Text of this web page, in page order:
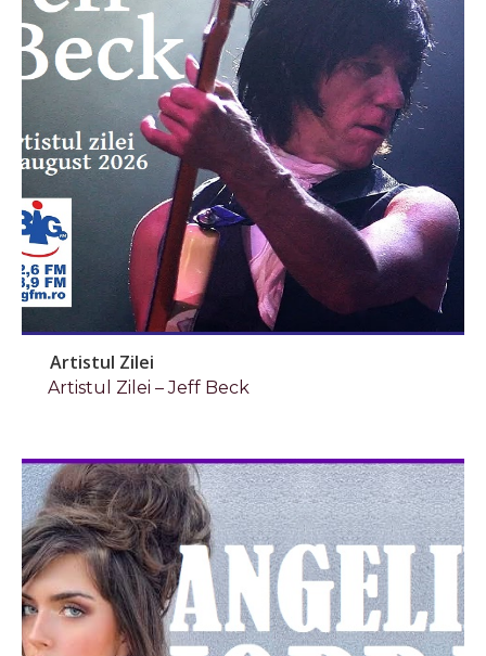
Artistul Zilei
Artistul Zilei – Jeff Beck